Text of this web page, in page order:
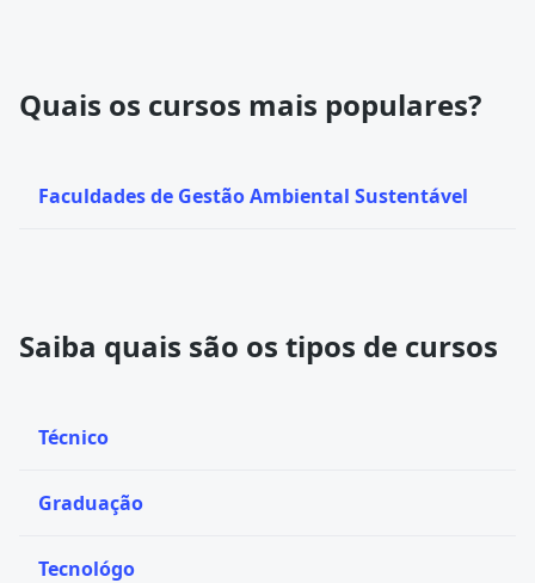
Quais os cursos mais populares?
Faculdades de Gestão Ambiental Sustentável
Saiba quais são os tipos de cursos
Técnico
Graduação
Tecnológo